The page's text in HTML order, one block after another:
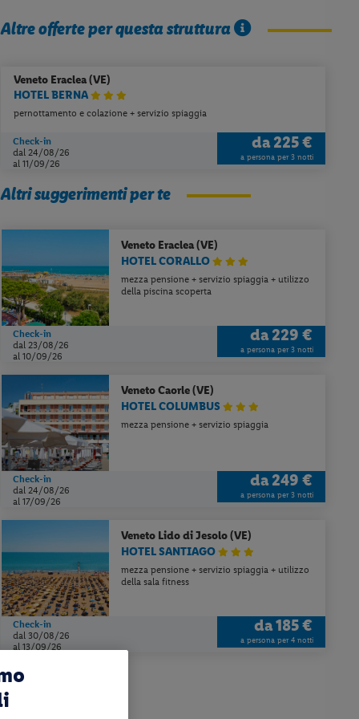
Altre offerte per questa struttura
Veneto Eraclea (VE)
HOTEL BERNA
pernottamento e colazione + servizio spiaggia
Check-in
dal 24/08/26
al 11/09/26
da225 €
a persona per 3 notti
Altri suggerimenti per te
Veneto Eraclea (VE)
HOTEL CORALLO
mezza pensione + servizio spiaggia + utilizzo
della piscina scoperta
Check-in
dal 23/08/26
al 10/09/26
da229 €
a persona per 3 notti
VenetoCaorle (VE)
HOTEL COLUMBUS
mezza pensione + servizio spiaggia
Check-in
dal 24/08/26
al 17/09/26
da249 €
a persona per 3 notti
Veneto Lido di Jesolo (VE)
HOTEL SANTIAGO
mezza pensione + servizio spiaggia + utilizzo
della sala fitness
Check-in
dal 30/08/26
al 13/09/26
da185 €
a persona per 4 notti